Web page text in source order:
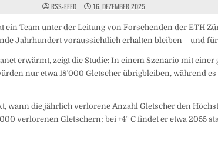
RSS-FEED 16. DEZEMBER 2025
ein Team unter der Leitung von Forschenden der ETH
Jahrhundert voraussichtlich erhalten bleiben – und für
erwärmt, zeigt die Studie: In einem Szenario mit einer
nur etwa 18’000 Gletscher übrigbleiben, während es
wann die jährlich verlorene Anzahl Gletscher den
verlorenen Gletschern; bei +4° C findet er etwa 2055